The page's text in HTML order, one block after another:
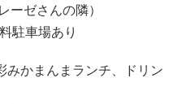
ゼさんの隣）
駐車場あり
みかまんまランチ、ドリン